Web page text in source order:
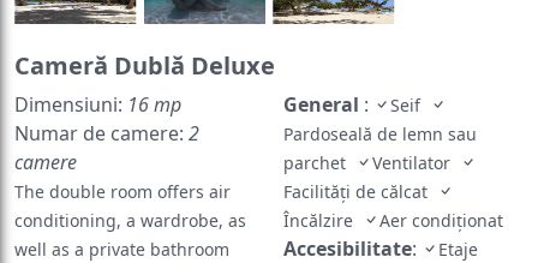
Cameră Dublă Deluxe
Dimensiuni: 16 mp
Numar de camere: 2
camere
The double room offers air
conditioning, a wardrobe, as
well as a private bathroom
General :
Seif
Pardoseală de lemn sau
parchet
Ventilator
Facilități de călcat
Încălzire
Aer condiționat
Accesibilitate:
Etaje